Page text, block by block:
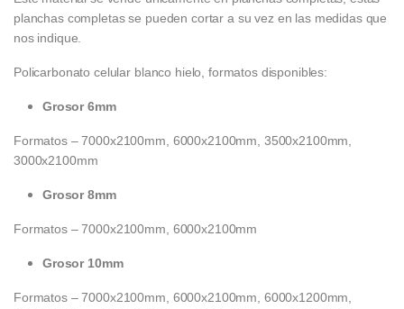
planchas completas se pueden cortar a su vez en las medidas que
nos indique.
Policarbonato celular blanco hielo, formatos disponibles:
Grosor 6mm
Formatos – 7000x2100mm, 6000x2100mm, 3500x2100mm,
3000x2100mm
Grosor 8mm
Formatos – 7000x2100mm, 6000x2100mm
Grosor 10mm
Formatos – 7000x2100mm, 6000x2100mm, 6000x1200mm,